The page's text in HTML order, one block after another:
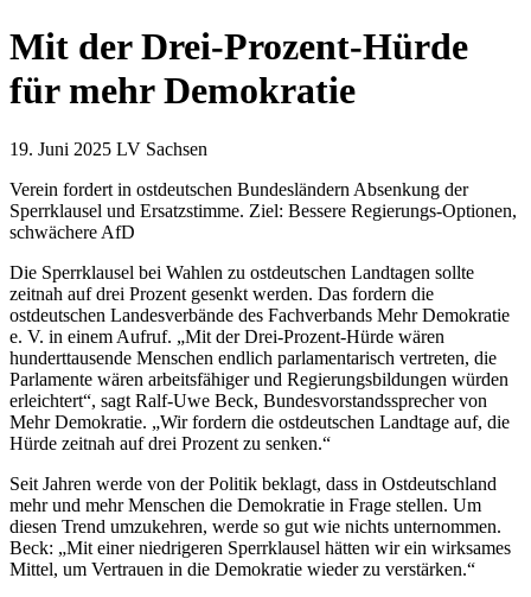
Mit der Drei-Prozent-Hürde
für mehr Demokratie
19. Juni 2025 LV Sachsen
Verein fordert in ostdeutschen Bundesländern Absenkung der
Sperrklausel und Ersatzstimme. Ziel: Bessere Regierungs-Optionen,
schwächere AfD
Die Sperrklausel bei Wahlen zu ostdeutschen Landtagen sollte
zeitnah auf drei Prozent gesenkt werden. Das fordern die
ostdeutschen Landesverbände des Fachverbands Mehr Demokratie
e. V. in einem Aufruf. „Mit der Drei-Prozent-Hürde wären
hunderttausende Menschen endlich parlamentarisch vertreten, die
Parlamente wären arbeitsfähiger und Regierungsbildungen würden
erleichtert“, sagt Ralf-Uwe Beck, Bundesvorstandssprecher von
Mehr Demokratie. „Wir fordern die ostdeutschen Landtage auf, die
Hürde zeitnah auf drei Prozent zu senken.“
Seit Jahren werde von der Politik beklagt, dass in Ostdeutschland
mehr und mehr Menschen die Demokratie in Frage stellen. Um
diesen Trend umzukehren, werde so gut wie nichts unternommen.
Beck: „Mit einer niedrigeren Sperrklausel hätten wir ein wirksames
Mittel, um Vertrauen in die Demokratie wieder zu verstärken.“